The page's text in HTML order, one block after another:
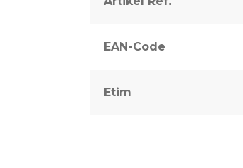
EAN-Code
Etim